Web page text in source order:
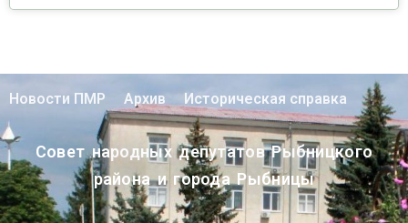
Новости ПМР Архив Историческая справка
Совет народных депутатов Рыбницкого
района и города Рыбницы